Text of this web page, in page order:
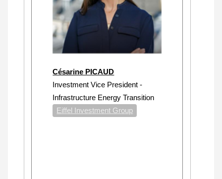
Césarine PICAUD
Investment Vice President -
Infrastructure Energy Transition
Eiffel Investment Group